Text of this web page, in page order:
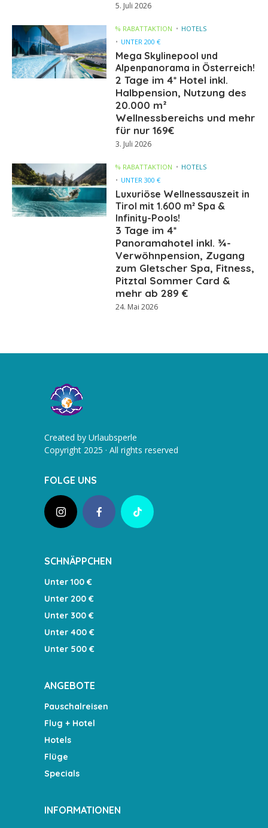
5. Juli 2026
% RABATTAKTION
HOTELS
UNTER 200 €
Mega Skylinepool und
Alpenpanorama in Österreich!
2 Tage im 4* Hotel inkl.
Halbpension, Nutzung des
20.000 m²
Wellnessbereichs und mehr
für nur 169€
3. Juli 2026
% RABATTAKTION
HOTELS
UNTER 300 €
Luxuriöse Wellnessauszeit in
Tirol mit 1.600 m² Spa &
Infinity-Pools!
3 Tage im 4*
Panoramahotel inkl. ¾-
Verwöhnpension, Zugang
zum Gletscher Spa, Fitness,
Pitztal Sommer Card &
mehr ab 289 €
24. Mai 2026
Created by Urlaubsperle
Copyright 2025 · All rights reserved
FOLGE UNS
SCHNÄPPCHEN
Unter 100 €
Unter 200 €
Unter 300 €
Unter 400 €
Unter 500 €
ANGEBOTE
Pauschalreisen
Flug + Hotel
Hotels
Flüge
Specials
INFORMATIONEN